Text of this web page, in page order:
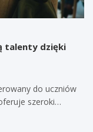
talenty dzięki
do uczniów
szeroki…